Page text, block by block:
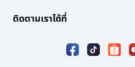
ติดตามเราได้ที่